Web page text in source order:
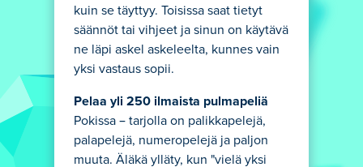
kuin se täyttyy. Toisissa saat tietyt
säännöt tai vihjeet ja sinun on käytävä
ne läpi askel askeleelta, kunnes vain
yksi vastaus sopii.
Pelaa yli 250 ilmaista pulmapeliä
Pokissa – tarjolla on palikkapelejä,
palapelejä, numeropelejä ja paljon
muuta. Äläkä ylläty, kun "vielä yksi